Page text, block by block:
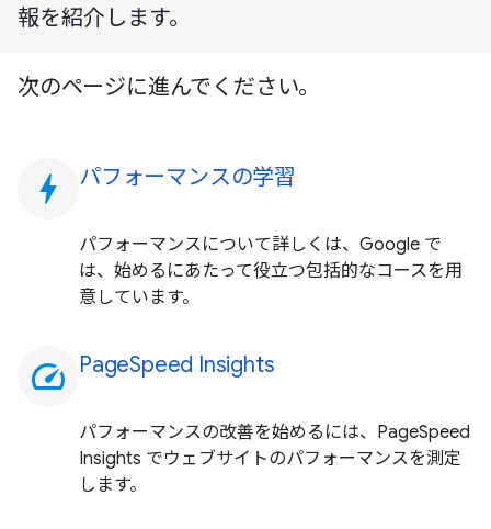
報を紹介します。
次のページに進んでください。
bolt パフォーマンスの学習
パフォーマンスについて詳しくは、Google で
は、始めるにあたって役立つ包括的なコースを用
意しています。
speed PageSpeed Insights
パフォーマンスの改善を始めるには、PageSpeed
Insights でウェブサイトのパフォーマンスを測定
します。